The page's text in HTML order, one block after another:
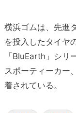
横浜ゴムは、先進
を投入したタイヤ
「BluEarth」シリ
スポーティーカー
着されている。